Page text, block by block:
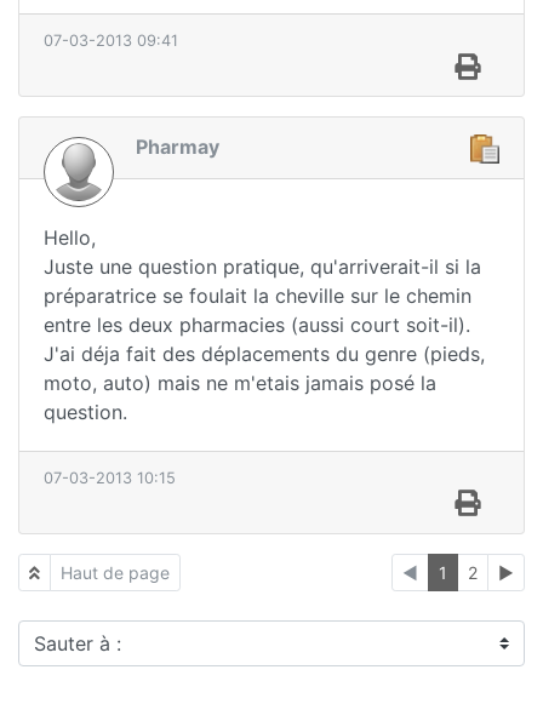
07-03-2013 09:41
Pharmay
Hello,
Juste une question pratique, qu'arriverait-il si la
préparatrice se foulait la cheville sur le chemin
entre les deux pharmacies (aussi court soit-il).
J'ai déja fait des déplacements du genre (pieds,
moto, auto) mais ne m'etais jamais posé la
question.
07-03-2013 10:15
Haut de page ◄ 1 2 ►
Sauter à :